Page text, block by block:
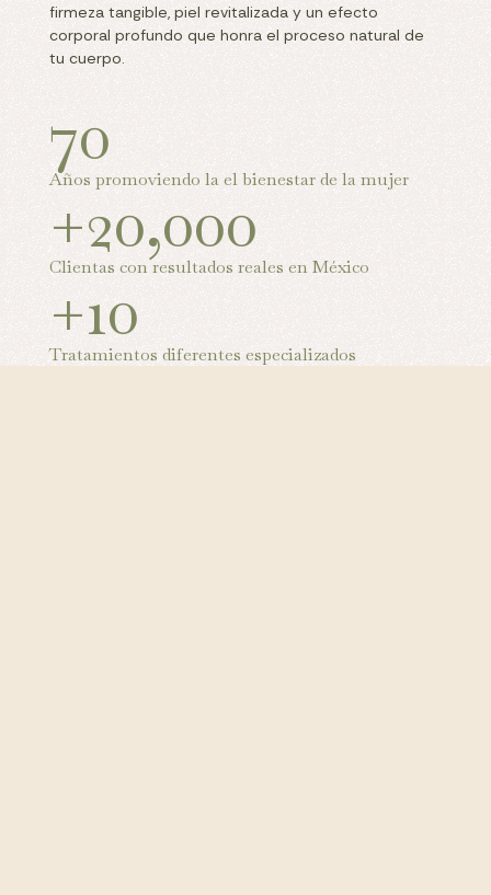
firmeza tangible, piel revitalizada y un efecto
corporal profundo que honra el proceso natural de
tu cuerpo.
70
Años promoviendo la el bienestar de la mujer
+20,000
Clientas con resultados reales en México
+10
Tratamientos diferentes especializados